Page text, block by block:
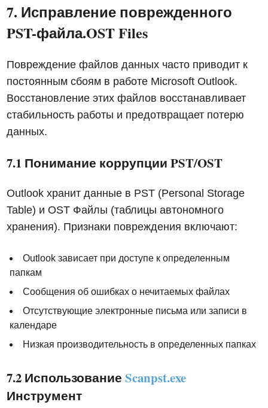
7. Исправление поврежденного
PST-файла.OST Files
Повреждение файлов данных часто приводит к
постоянным сбоям в работе Microsoft Outlook.
Восстановление этих файлов восстанавливает
стабильность работы и предотвращает потерю
данных.
7.1 Понимание коррупции PST/OST
Outlook хранит данные в PST (Personal Storage
Table) и OST Файлы (таблицы автономного
хранения). Признаки повреждения включают:
Outlook зависает при доступе к определенным
папкам
Сообщения об ошибках о нечитаемых файлах
Отсутствующие электронные письма или записи в
календаре
Низкая производительность в определенных папках
7.2 ИспользованиеScanpst.exe
Инструмент